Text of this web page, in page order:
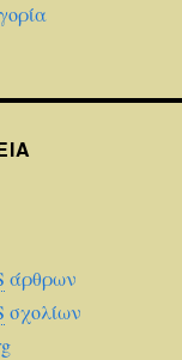
άρθρων
σχολίων